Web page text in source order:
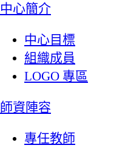
中心簡介
中心目標
組織成員
LOGO 專區
師資陣容
專任教師